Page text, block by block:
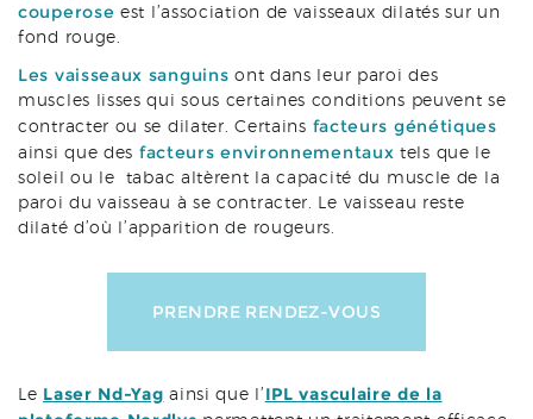
couperose est l’association de vaisseaux dilatés sur un
fond rouge.
Les vaisseaux sanguins ont dans leur paroi des
muscles lisses qui sous certaines conditions peuvent se
contracter ou se dilater. Certains facteurs génétiques
ainsi que des facteurs environnementaux tels que le
soleil ou le tabac altèrent la capacité du muscle de la
paroi du vaisseau à se contracter. Le vaisseau reste
dilaté d’où l’apparition de rougeurs.
PRENDRE RENDEZ-VOUS
Le Laser Nd-Yag ainsi que l’ IPL vasculaire de la